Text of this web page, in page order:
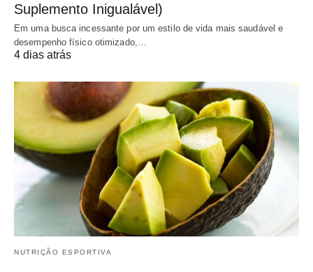
Suplemento Inigualável)
Em uma busca incessante por um estilo de vida mais saudável e
desempenho físico otimizado,…
4 dias atrás
NUTRIÇÃO ESPORTIVA